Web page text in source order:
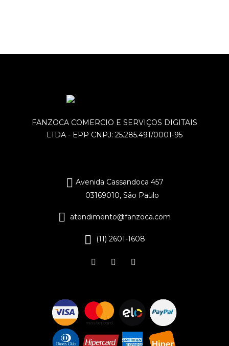
FANZOCA COMERCIO E SERVIÇOS DIGITAIS
LTDA - EPP CNPJ: 25.285.491/0001-95
Avenida Cassandoca 457
03169010, São Paulo
atendimento@fanzoca.com
(11) 2601-1608